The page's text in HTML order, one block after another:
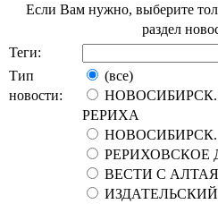
Если Вам нужно, выберите
раздел
Теги:
Тип
новости:
(все)
РЕРИХА
РЕРИХОВСКОЕ
ВЕСТИ С АЛТАЯ